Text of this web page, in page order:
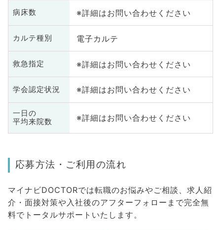
病床数 ※詳細はお問い合わせください
カルテ種別 電子カルテ
救急指定 ※詳細はお問い合わせください
学会認定状況 ※詳細はお問い合わせください
一日の
平均来院数
※詳細はお問い合わせください
応募方法・ご利用の流れ
マイナビDOCTORでは転職のお悩みやご相談、求人紹
介・面接対策や入社後のアフターフォローまで完全無
料でトータルサポートいたします。